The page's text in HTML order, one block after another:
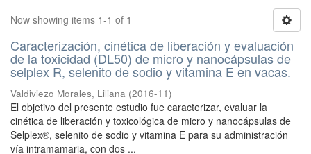
Now showing items 1-1 of 1
Caracterización, cinética de liberación y evaluación
de la toxicidad (DL50) de micro y nanocápsulas de
selplex R, selenito de sodio y vitamina E en vacas.
Valdiviezo Morales, Liliana (2016-11)
El objetivo del presente estudio fue caracterizar, evaluar la
cinética de liberación y toxicológica de micro y nanocápsulas de
Selplex®, selenito de sodio y vitamina E para su administración
vía intramamaria, con dos ...